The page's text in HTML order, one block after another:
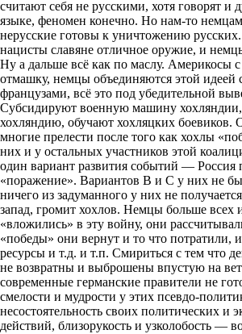
считают себя не русскими, хотя говорят и
языке, феномен конечно. Но нам-то немцам
нерусские готовы к уничтожению
нацисты славяне отличное оружие, и
Ну а дальше всё как по маслу. Америкосы
отмашку, немцы объединяются этой идеей
французами, всё это под убедительной
Субсидируют военную машину
хохляндию, обучают хохляцких боевиков.
многие прелести после того как хохлы
них и у остальных участников этой
один вариант развития событий — Россия
«поражение». Вариантов В и С у них не
ничего из задуманного у них не
запад, громит хохлов. Немцы больше всех
«вложились» в эту войну, они
«победы» они вернут и то что потратили,
ресурсы и т.д. и т.п. Смириться с тем что
не возвратны и выброшены впустую на
современные германские правители не
смелости и мудрости у этих псевдо-
несостоятельность своих политических и
действий, близорукость и узколобость —